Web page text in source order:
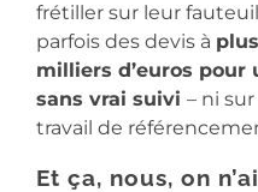
frétiller sur leur
parfois des devis à
milliers d’euros
sans vrai suivi – ni
travail de
Et ça, nous, on